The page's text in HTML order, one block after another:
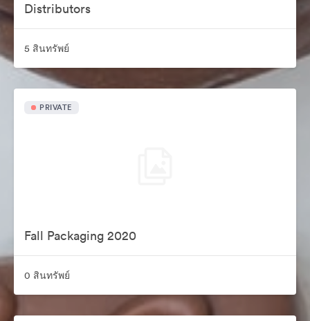
Distributors
5 สินทรัพย์
PRIVATE
Fall Packaging 2020
0 สินทรัพย์